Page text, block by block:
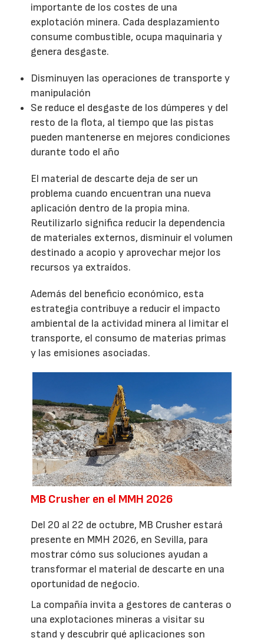
importante de los costes de una
explotación minera. Cada desplazamiento
consume combustible, ocupa maquinaria y
genera desgaste.
Disminuyen las operaciones de transporte y
manipulación
Se reduce el desgaste de los dúmperes y del
resto de la flota, al tiempo que las pistas
pueden mantenerse en mejores condiciones
durante todo el año
El material de descarte deja de ser un
problema cuando encuentran una nueva
aplicación dentro de la propia mina.
Reutilizarlo significa reducir la dependencia
de materiales externos, disminuir el volumen
destinado a acopio y aprovechar mejor los
recursos ya extraídos.
Además del beneficio económico, esta
estrategia contribuye a reducir el impacto
ambiental de la actividad minera al limitar el
transporte, el consumo de materias primas
y las emisiones asociadas.
MB Crusher en el MMH 2026
Del 20 al 22 de octubre, MB Crusher estará
presente en MMH 2026, en Sevilla, para
mostrar cómo sus soluciones ayudan a
transformar el material de descarte en una
oportunidad de negocio.
La compañía invita a gestores de canteras o
una explotaciones mineras a visitar su
stand y descubrir qué aplicaciones son